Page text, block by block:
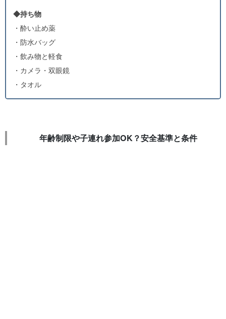
◆持ち物
・酔い止め薬
・防水バッグ
・飲み物と軽食
・カメラ・双眼鏡
・タオル
年齢制限や子連れ参加OK？安全基準と条件